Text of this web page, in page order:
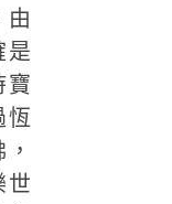
由
是
寶
恆
世